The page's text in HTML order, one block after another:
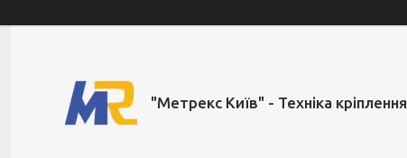
"Метрекс Київ" - Техніка кріплення